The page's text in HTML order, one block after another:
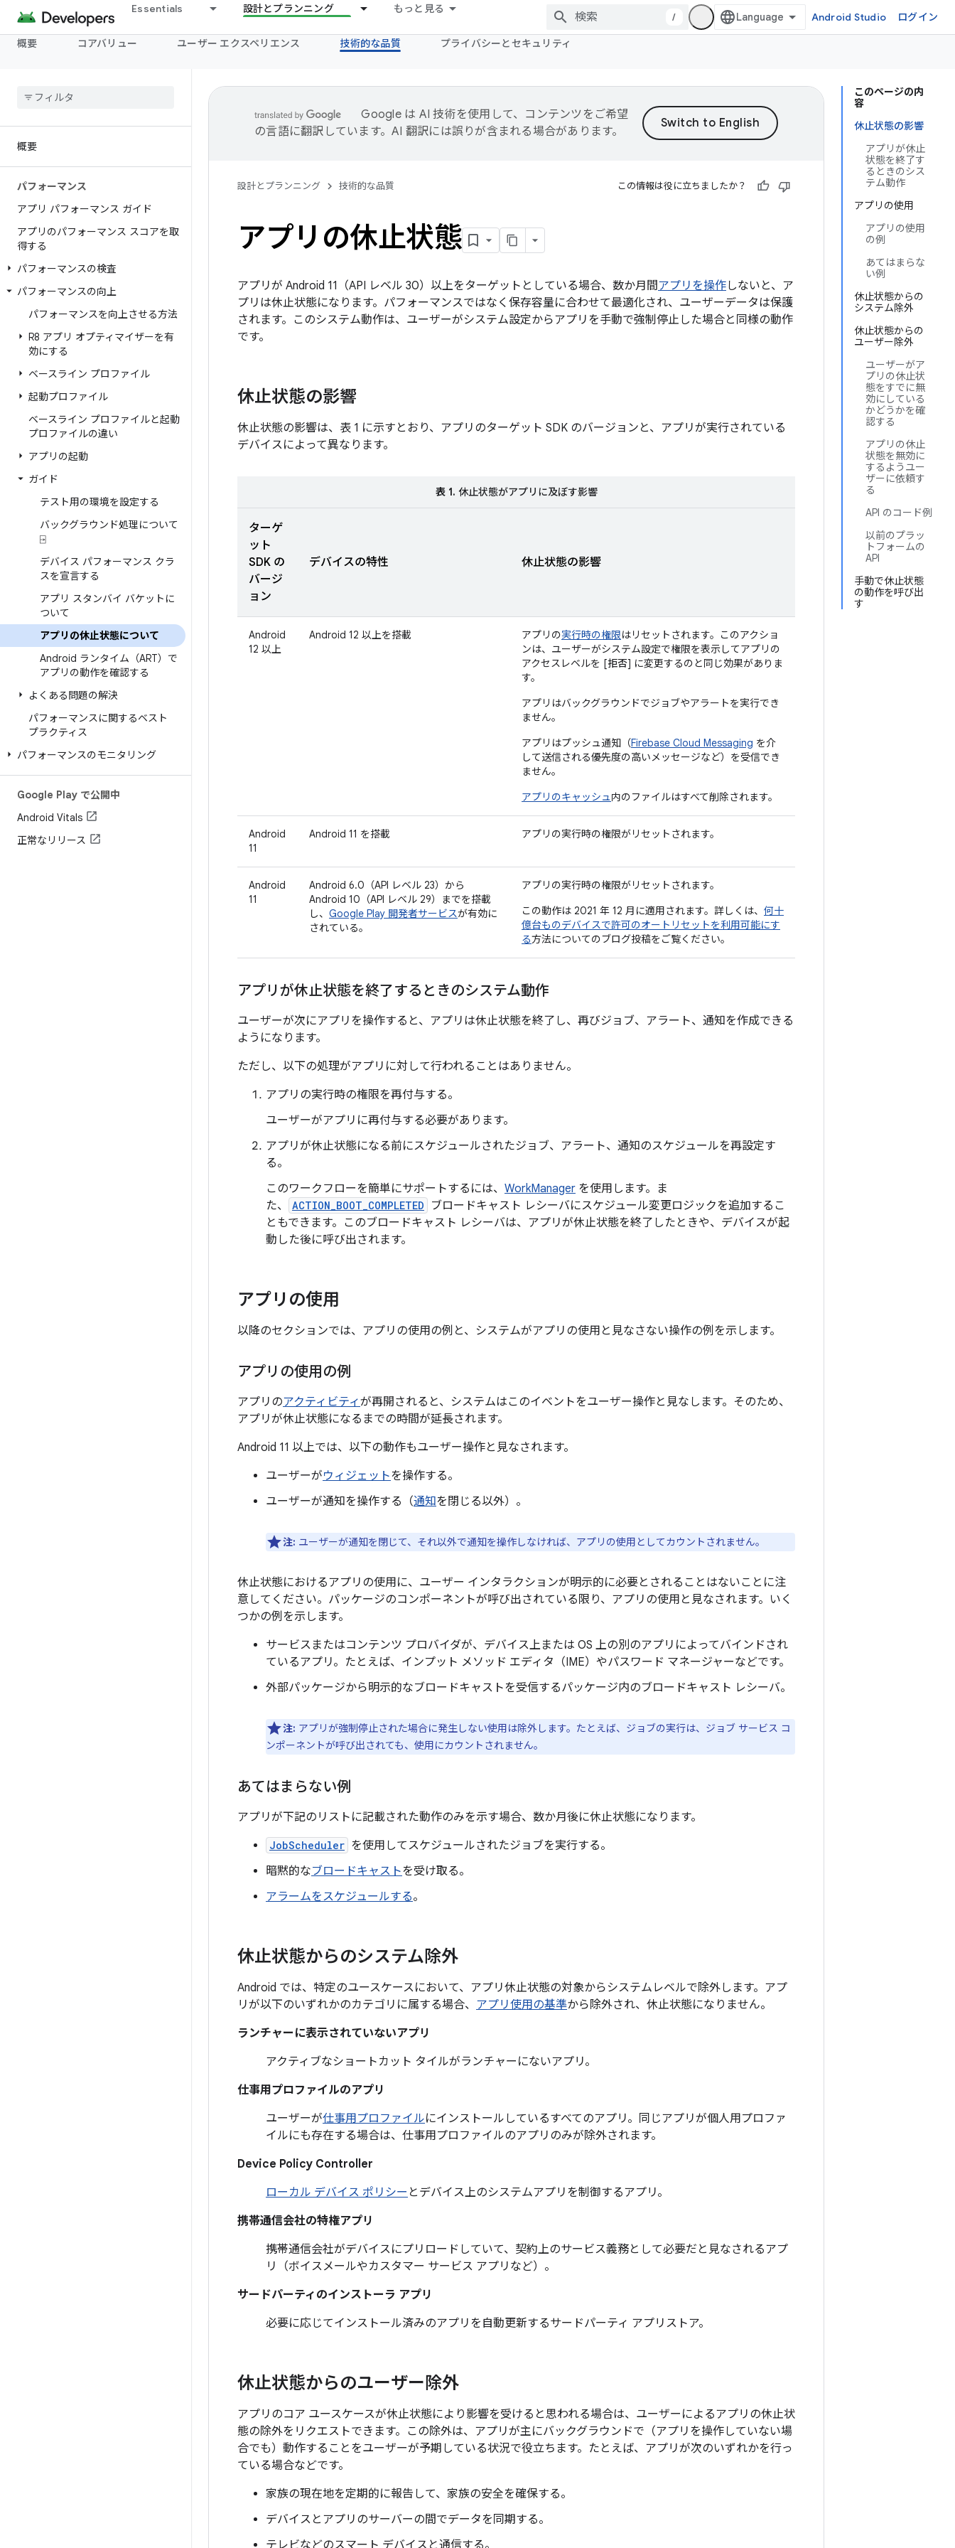
Essentials 設計とプランニング もっと見る
/ Android Studio ログイン
概要 コアバリュー ユーザー エクスペリエンス 技術的な品質 プライバシーとセキュリティ
概要
パフォーマンス
アプリ パフォーマンス ガイド
アプリのパフォーマンス スコアを取
得する
パフォーマンスの検査
パフォーマンスの向上
パフォーマンスを向上させる方法
R8 アプリ オプティマイザーを有
効にする
ベースライン プロファイル
起動プロファイル
ベースライン プロファイルと起動
プロファイルの違い
アプリの起動
ガイド
テスト用の環境を設定する
バックグラウンド処理について
⍈
デバイス パフォーマンス クラ
スを宣言する
アプリ スタンバイ バケットに
ついて
アプリの休止状態について
Android ランタイム（ART）で
アプリの動作を確認する
よくある問題の解決
パフォーマンスに関するベスト
プラクティス
パフォーマンスのモニタリング
Google Play で公開中
Android Vitals
正常なリリース
このページの内
容
休止状態の影響
アプリが休止
状態を終了す
るときのシス
テム動作
アプリの使用
アプリの使用
の例
あてはまらな
い例
休止状態からの
システム除外
休止状態からの
ユーザー除外
ユーザーがア
プリの休止状
態をすでに無
効にしている
かどうかを確
認する
アプリの休止
状態を無効に
するようユー
ザーに依頼す
る
API のコード例
以前のプラッ
トフォームの
API
手動で休止状態
の動作を呼び出
す
Google は AI 技術を使用して、コンテンツをご希望
の言語に翻訳しています。AI 翻訳には誤りが含まれる場合があります。
設計とプランニング 技術的な品質 この情報は役に立ちましたか？
アプリの休止状態
アプリが Android 11（API レベル 30）以上をターゲットとしている場合、数か月間アプリを操作しないと、ア
プリは休止状態になります。パフォーマンスではなく保存容量に合わせて最適化され、ユーザーデータは保護
されます。このシステム動作は、ユーザーがシステム設定からアプリを手動で強制停止した場合と同様の動作
です。
休止状態の影響
休止状態の影響は、表 1 に示すとおり、アプリのターゲット SDK のバージョンと、アプリが実行されている
デバイスによって異なります。
表 1. 休止状態がアプリに及ぼす影響
ターゲ
ット
SDK の
バージ
ョン
デバイスの特性 休止状態の影響
Android
12 以上
Android 12 以上を搭載 アプリの実行時の権限はリセットされます。このアクショ
ンは、ユーザーがシステム設定で権限を表示してアプリの
アクセスレベルを [拒否] に変更するのと同じ効果がありま
す。
アプリはバックグラウンドでジョブやアラートを実行でき
ません。
アプリはプッシュ通知（Firebase Cloud Messaging を介
して送信される優先度の高いメッセージなど）を受信でき
ません。
アプリのキャッシュ内のファイルはすべて削除されます。
Android
11
Android 11 を搭載 アプリの実行時の権限がリセットされます。
Android
11
Android 6.0（API レベル 23）から
Android 10（API レベル 29）までを搭載
し、 Google Play 開発者サービスが有効に
されている。
アプリの実行時の権限がリセットされます。
この動作は 2021 年 12 月に適用されます。詳しくは、 何十
億台ものデバイスで許可のオートリセットを利用可能にす
る方法についてのブログ投稿をご覧ください。
アプリが休止状態を終了するときのシステム動作
ユーザーが次にアプリを操作すると、アプリは休止状態を終了し、再びジョブ、アラート、通知を作成できる
ようになります。
ただし、以下の処理がアプリに対して行われることはありません。
アプリの実行時の権限を再付与する。
ユーザーがアプリに再付与する必要があります。
アプリが休止状態になる前にスケジュールされたジョブ、アラート、通知のスケジュールを再設定す
る。
このワークフローを簡単にサポートするには、 WorkManager を使用します。ま
た、
ACTION_BOOT_COMPLETED
ブロードキャスト レシーバにスケジュール変更ロジックを追加するこ
ともできます。このブロードキャスト レシーバは、アプリが休止状態を終了したときや、デバイスが起
動した後に呼び出されます。
アプリの使用
以降のセクションでは、アプリの使用の例と、システムがアプリの使用と見なさない操作の例を示します。
アプリの使用の例
アプリのアクティビティが再開されると、システムはこのイベントをユーザー操作と見なします。そのため、
アプリが休止状態になるまでの時間が延長されます。
Android 11 以上では、以下の動作もユーザー操作と見なされます。
ユーザーがウィジェットを操作する。
ユーザーが通知を操作する（通知を閉じる以外）。
注: ユーザーが通知を閉じて、それ以外で通知を操作しなければ、アプリの使用としてカウントされません。
休止状態におけるアプリの使用に、ユーザー インタラクションが明示的に必要とされることはないことに注
意してください。パッケージのコンポーネントが呼び出されている限り、アプリの使用と見なされます。いく
つかの例を示します。
サービスまたはコンテンツ プロバイダが、デバイス上または OS 上の別のアプリによってバインドされ
ているアプリ。たとえば、インプット メソッド エディタ（IME）やパスワード マネージャーなどです。
外部パッケージから明示的なブロードキャストを受信するパッケージ内のブロードキャスト レシーバ。
注: アプリが強制停止された場合に発生しない使用は除外します。たとえば、ジョブの実行は、ジョブ サービス コ
ンポーネントが呼び出されても、使用にカウントされません。
あてはまらない例
アプリが下記のリストに記載された動作のみを示す場合、数か月後に休止状態になります。
JobScheduler を使用してスケジュールされたジョブを実行する。
暗黙的なブロードキャストを受け取る。
アラームをスケジュールする。
休止状態からのシステム除外
Android では、特定のユースケースにおいて、アプリ休止状態の対象からシステムレベルで除外します。アプ
リが以下のいずれかのカテゴリに属する場合、 アプリ使用の基準から除外され、休止状態になりません。
ランチャーに表示されていないアプリ
アクティブなショートカット タイルがランチャーにないアプリ。
仕事用プロファイルのアプリ
ユーザーが仕事用プロファイルにインストールしているすべてのアプリ。同じアプリが個人用プロファ
イルにも存在する場合は、仕事用プロファイルのアプリのみが除外されます。
Device Policy Controller
ローカル デバイス ポリシー とデバイス上のシステムアプリを制御するアプリ。
携帯通信会社の特権アプリ
携帯通信会社がデバイスにプリロードしていて、契約上のサービス義務として必要だと見なされるアプ
リ（ボイスメールやカスタマー サービス アプリなど）。
サードパーティのインストーラ アプリ
必要に応じてインストール済みのアプリを自動更新するサードパーティ アプリストア。
休止状態からのユーザー除外
アプリのコア ユースケースが休止状態により影響を受けると思われる場合は、ユーザーによるアプリの休止状
態の除外をリクエストできます。この除外は、アプリが主にバックグラウンドで（アプリを操作していない場
合でも）動作することをユーザーが予期している状況で役立ちます。たとえば、アプリが次のいずれかを行っ
ている場合などです。
家族の現在地を定期的に報告して、家族の安全を確保する。
デバイスとアプリのサーバーの間でデータを同期する。
テレビなどのスマート デバイスと通信する。